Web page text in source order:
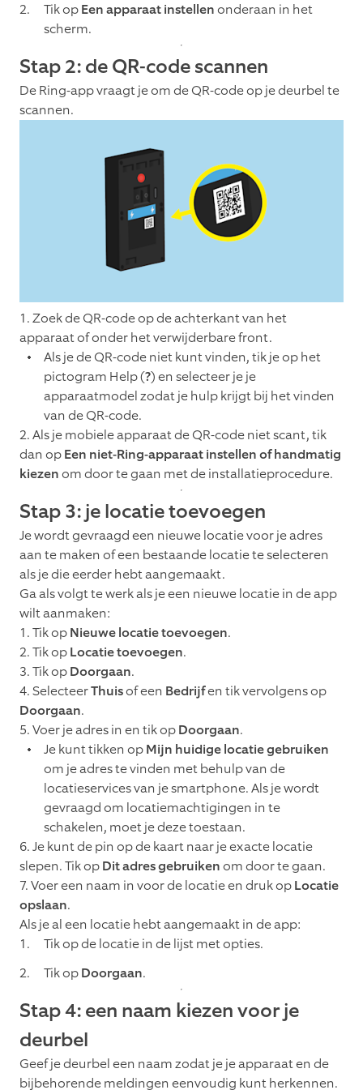
Tik opEen apparaat instellenonderaan in het
scherm.
Stap 2: de QR-code scannen
De Ring-app vraagt je om de QR-code op je deurbel te
scannen.
1. Zoek de QR-code op de achterkant van het
apparaat of onder het verwijderbare front.
Als je de QR-code niet kunt vinden, tik je op het
pictogram Help (?) en selecteer je je
apparaatmodel zodat je hulp krijgt bij het vinden
van de QR-code.
2. Als je mobiele apparaat de QR-code niet scant, tik
dan opEen niet-Ring-apparaat instellen of handmatig
kiezenom door te gaan met de installatieprocedure.
Stap 3: je locatie toevoegen
Je wordt gevraagd een nieuwe locatie voor je adres
aan te maken of een bestaande locatie te selecteren
als je die eerder hebt aangemaakt.
Ga als volgt te werk als je een nieuwe locatie in de app
wilt aanmaken:
1. Tik opNieuwe locatie toevoegen.
2. Tik opLocatie toevoegen.
3. Tik opDoorgaan.
4. SelecteerThuisof een Bedrijfen tik vervolgens op
Doorgaan.
5. Voer je adres in en tik opDoorgaan.
Je kunt tikken opMijn huidige locatie gebruiken
om je adres te vinden met behulp van de
locatieservices van je smartphone. Als je wordt
gevraagd om locatiemachtigingen in te
schakelen, moet je deze toestaan.
6. Je kunt de pin op de kaart naar je exacte locatie
slepen. Tik opDit adres gebruikenom door te gaan.
7. Voer een naam in voor de locatie en druk opLocatie
opslaan.
Als je al een locatie hebt aangemaakt in de app:
Tik op de locatie in de lijst met opties.
Tik opDoorgaan.
Stap 4: een naam kiezen voor je
deurbel
Geef je deurbel een naam zodat je je apparaat en de
bijbehorende meldingen eenvoudig kunt herkennen.